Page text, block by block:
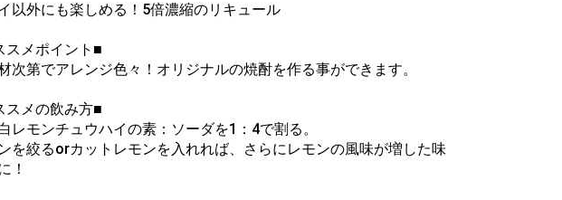
以外にも楽しめる！5倍濃縮のリキュール
スメポイント■
次第でアレンジ色々！オリジナルの焼酎を作る事ができます。
スメの飲み方■
レモンチュウハイの素：ソーダを1：4で割る。
を絞るorカットレモンを入れれば、さらにレモンの風味が増した味
！